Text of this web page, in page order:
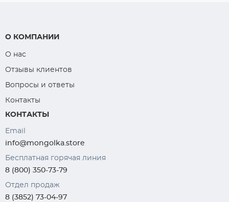
О КОМПАНИИ
О нас
Отзывы клиентов
Вопросы и ответы
Контакты
КОНТАКТЫ
Email
info@mongolka.store
Бесплатная горячая линия
8 (800) 350-73-79
Отдел продаж
8 (3852) 73-04-97